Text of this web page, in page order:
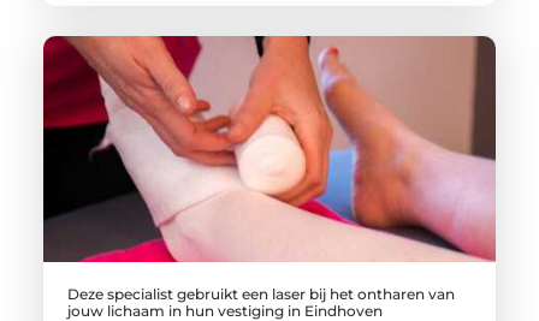
Deze specialist gebruikt een laser bij het ontharen van
jouw lichaam in hun vestiging in Eindhoven